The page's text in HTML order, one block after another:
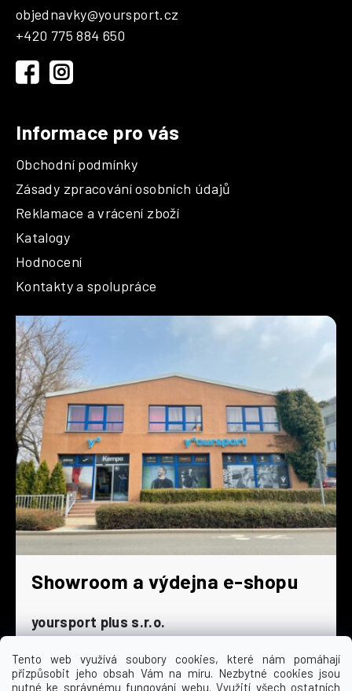
Tento web využívá soubory cookies, které nám pomáhají
přizpůsobit jeho obsah Vám na míru. Nezbytné cookies jsou
nutné ke správnému fungování webu. Využití všech ostatních
objednavky@yoursport.cz
+420 775 884 650
Informace pro vás
Obchodní podmínky
Zásady zpracování osobních údajů
Reklamace a vrácení zboží
Katalogy
Hodnocení
Kontakty a spolupráce
Showroom a výdejna e-shopu
yoursport plus s.r.o.
Dyjská 845/4
196 00 Praha 9 - Čakovice
Po - Čt
9:00 - 16:30